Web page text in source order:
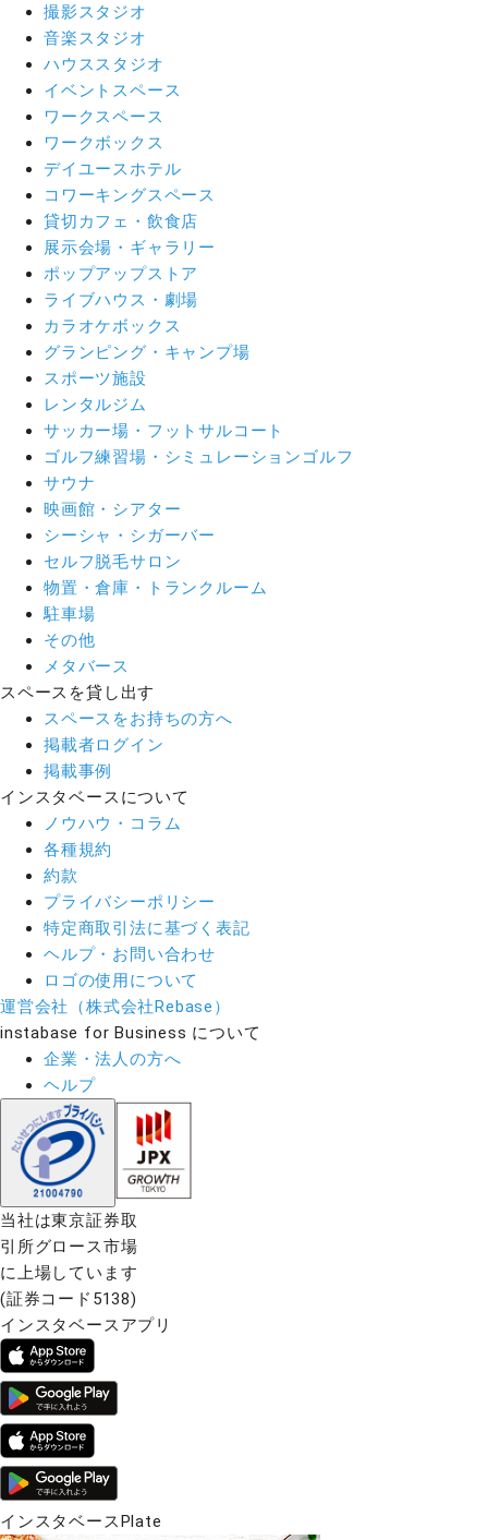
撮影スタジオ
音楽スタジオ
ハウススタジオ
イベントスペース
ワークスペース
ワークボックス
デイユースホテル
コワーキングスペース
貸切カフェ・飲食店
展示会場・ギャラリー
ポップアップストア
ライブハウス・劇場
カラオケボックス
グランピング・キャンプ場
スポーツ施設
レンタルジム
サッカー場・フットサルコート
ゴルフ練習場・シミュレーションゴルフ
サウナ
映画館・シアター
シーシャ・シガーバー
セルフ脱毛サロン
物置・倉庫・トランクルーム
駐車場
その他
メタバース
スペースを貸し出す
スペースをお持ちの方へ
掲載者ログイン
掲載事例
インスタベースについて
ノウハウ・コラム
各種規約
約款
プライバシーポリシー
特定商取引法に基づく表記
ヘルプ・お問い合わせ
ロゴの使用について
運営会社（株式会社Rebase）
instabase for Business について
企業・法人の方へ
ヘルプ
当社は東京証券取
引所グロース市場
に上場しています
(証券コード5138)
インスタベースアプリ
インスタベースPlate